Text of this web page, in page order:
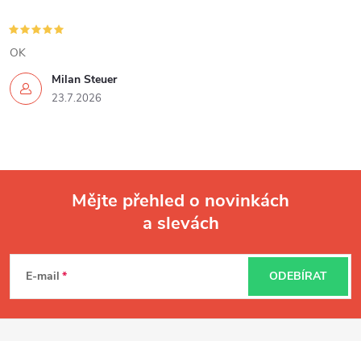
Milan Steuer
23.7.2026
OK
p
Mějte přehled o novinkách
a slevách
E-mail ODEBÍRAT